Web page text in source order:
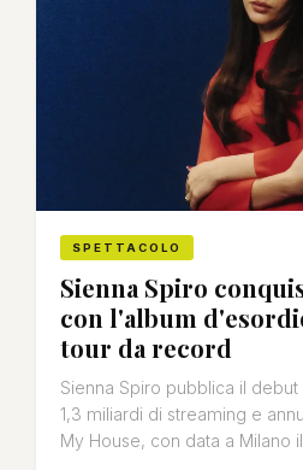
SPETTACOLO
Sienna Spiro
con l'album
tour da record
Sienna Spiro pubblica il
1,3 miliardi di streaming e
My House, con data a Milano